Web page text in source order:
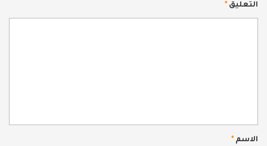
التعليق*
الاسم*